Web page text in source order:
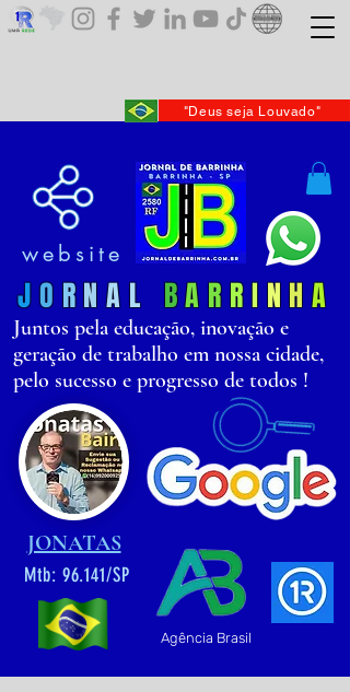
"Deus seja Louvado"
website
JO RNAL BARRI NHA
Juntos pela educação, inovação e
geração de trabalho em nossa cidade,
pelo sucesso e progresso de todos !
JONATAS
Mtb: 96.141/SP
Agência Brasil